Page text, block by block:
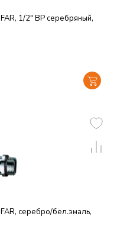
1/2" ВР серебряный,
серебро/бел.эмаль,